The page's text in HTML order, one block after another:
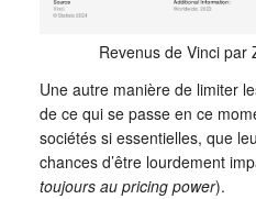
Revenus de Vinci par
Une autre manière de limiter
de ce qui se passe en ce
sociétés si essentielles, que
chances d’être lourdement
toujours au pricing power).